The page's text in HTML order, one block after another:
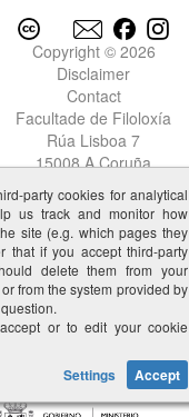
Copyright © 2026
Disclaimer
Contact
Facultade de Filoloxía
Rúa Lisboa 7
15008 A Coruña
party cookies for analytical
us track and monitor how
site (e.g. which pages they
that if you accept third-party
delete them from your
from the system provided by
or to edit your cookie
Settings Accept